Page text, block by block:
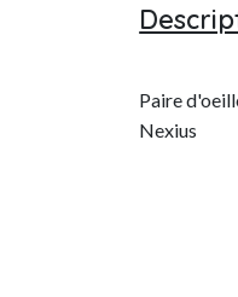
Paire
Nexius